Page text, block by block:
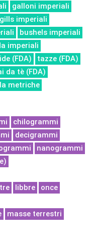
galloni imperiali
gills imperiali
bushels imperiali
imperiali
(FDA)
tazze (FDA)
da tè (FDA)
metriche
chilogrammi
decigrammi
nanogrammi
libbre
once
masse terrestri